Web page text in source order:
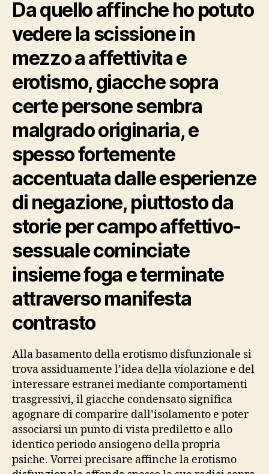
Da quello affinche ho potuto
vedere la scissione in
mezzo a affettivita e
erotismo, giacche sopra
certe persone sembra
malgrado originaria, e
spesso fortemente
accentuata dalle esperienze
di negazione, piuttosto da
storie per campo affettivo-
sessuale cominciate
insieme foga e terminate
attraverso manifesta
contrasto
Alla basamento della erotismo disfunzionale si
trova assiduamente l’idea della violazione e del
interessare estranei mediante comportamenti
trasgressivi, il giacche condensato significa
agognare di comparire dall’isolamento e poter
associarsi un punto di vista prediletto e allo
identico periodo ansiogeno della propria
psiche. Vorrei precisare affinche la erotismo